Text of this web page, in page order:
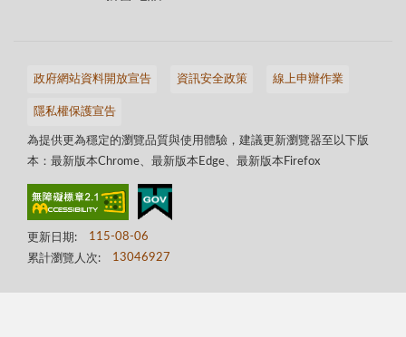
政府網站資料開放宣告 資訊安全政策 線上申辦作業
隱私權保護宣告
為提供更為穩定的瀏覽品質與使用體驗，建議更新瀏覽器至以下版
本：最新版本Chrome、最新版本Edge、最新版本Firefox
更新日期:
115-08-06
累計瀏覽人次:
13046927